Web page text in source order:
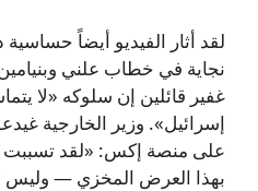
لقد أثار الفيديو أيضاً
نجاية في خطاب علني وبنيامين
غفير قائلين إن سلوكه «لا
إسرائيل». وزير الخارجية
على منصة إكس: «لقد تسببت
بهذا العرض المخزي — وليس